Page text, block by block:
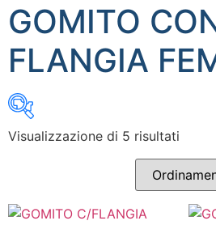
GOMITO
FLANGIA
Inizia a digitare per attivare la
Visualizzazione di 5 risultati